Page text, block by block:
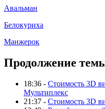
Авальман
Белокуриха
Манжерок
Продолжение
18:36 - Стоимость 3D
Мультиплекс
21:37 - Стоимость 3D